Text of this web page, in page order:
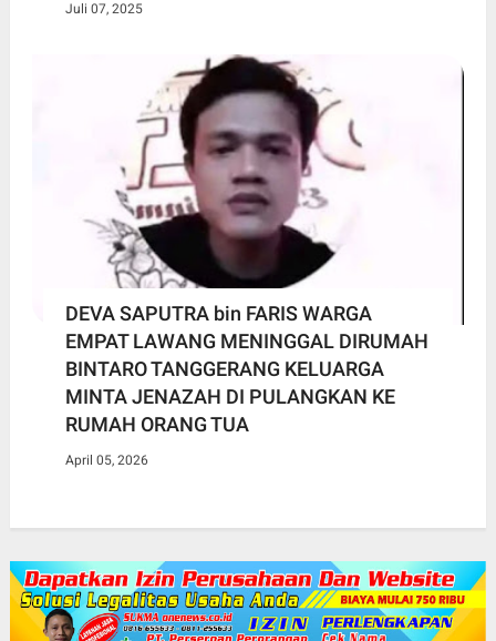
Juli 07, 2025
DEVA SAPUTRA bin FARIS WARGA
EMPAT LAWANG MENINGGAL DIRUMAH
BINTARO TANGGERANG KELUARGA
MINTA JENAZAH DI PULANGKAN KE
RUMAH ORANG TUA
April 05, 2026